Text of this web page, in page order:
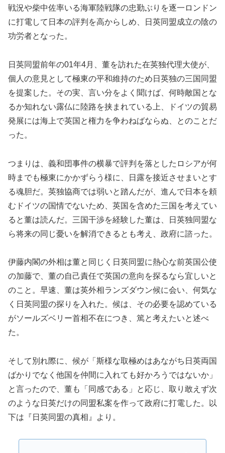
戦況や柴中佐率いる海軍陸戦隊の忠勤ぶりを逐一ロンドン
に打電して日本の評判を高からしめ、日英同盟成立の陰の
功労者となった。
日英同盟前年の01年4月、董を訪れた在英独代理大使が、
個人の意見として極東の平和維持のため日英独の三国同盟
を提案した。その実、言い分をよく聞けば、何時敵国とな
るか知れない露仏に陸路を挟まれている上、ドイツの貿易
発展には海上で英国と権力を争わねばならぬ、とのことだ
った。
つまりは、義和団事件の横暴で評判を落としたロシアが何
時までも極東にかかずらう様に、日露を接近させまいとす
る魂胆だ。英独協商では弱いと踏んだが、進んで日本を頼
むドイツの国情でないため、英国を含めた三国を考えてい
ると董は読んだ。三国干渉を経験した董は、日英独同盟な
ら将来の同じ憂いを解消できるとも考え、政府に諮った。
伊藤内閣の外相は董と同じく日英同盟に熱心な前英国公使
の加藤で、董の自己責任で英国の意向を探るなら宜しいと
のこと。早速、董は英外相ランズダウン候に会い、何気な
く日英同盟の探りを入れた。候は、その必要を認めている
がソールズベリー首相不在につき、篤と考えたいと述べ
た。
そして別れ際に、候が「斯様な取極めはあながち日英両国
ばかりでなく他国を仲間に入れても好かろうではないか」
と言ったので、董も「同感である」と応じ、取り敢えず次
のような日英だけの同盟私案を作って政府に打電した。以
下は『日英同盟の真相』より。